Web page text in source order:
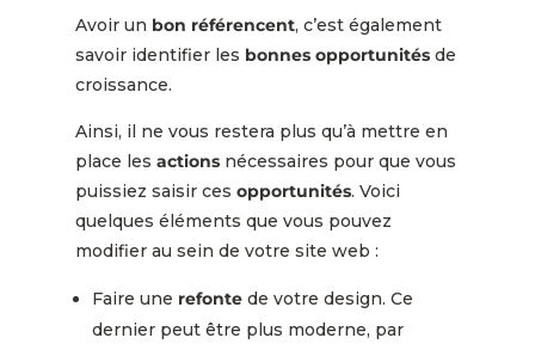
Avoir un bon référencent, c’est également
savoir identifier les bonnes opportunitésde
croissance.
Ainsi, il ne vous restera plus qu’à mettre en
place les actionsnécessaires pour que vous
puissiez saisir ces opportunités. Voici
quelques éléments que vous pouvez
modifier au sein de votre site web :
Faire une refontede votre design. Ce
dernier peut être plus moderne, par